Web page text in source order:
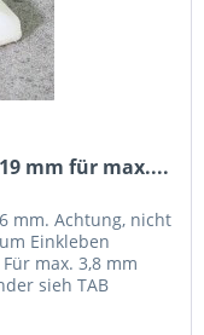
mm für max....
mm. Achtung, nicht
Einkleben
max. 3,8 mm
sieh TAB